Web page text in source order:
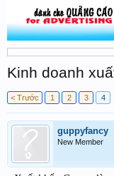
Kinh doanh
< Trước 1 2 3 4
guppyfancy
New Member